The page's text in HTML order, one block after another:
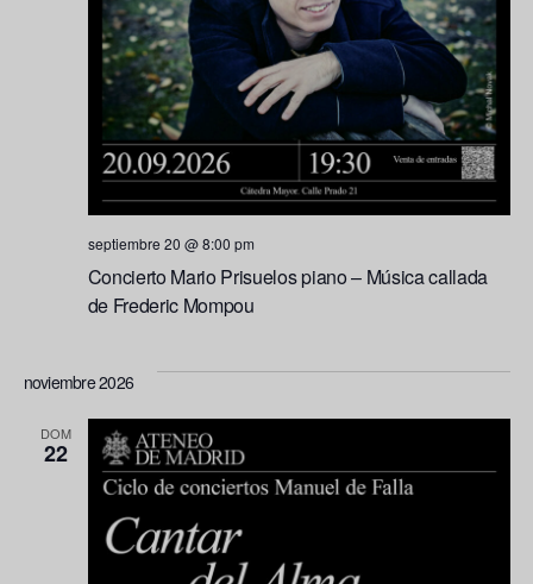
Concierto Mario Prisuelos piano – Música callada
de Frederic Mompou
septiembre 20 @ 8:00 pm
noviembre 2026
DOM
22